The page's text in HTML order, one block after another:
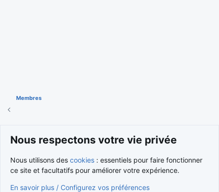
Membres
Cookies
Politique de confidentialité
Aide Accueil
R
S
S
Traduction française parXenForo FR|Media embeds via s9e/MediaSites
Nous respectons votre vie privée
Nous utilisons des cookies : essentiels pour faire fonctionner
ce site et facultatifs pour améliorer votre expérience.
En savoir plus / Configurez vos préférences